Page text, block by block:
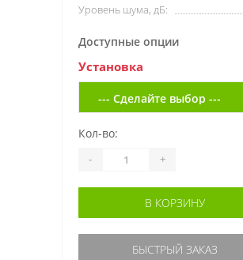
Уровень шума, дБ:
Доступные опции
Установка
Кол-во:
- +
В КОРЗИНУ
БЫСТРЫЙ ЗАКАЗ